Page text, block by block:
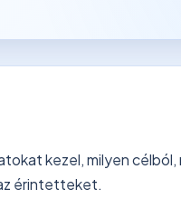
kezel, milyen célból,
érintetteket.